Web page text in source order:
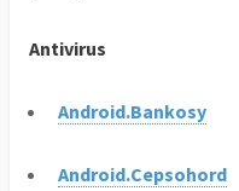
Antivirus
Android.Bankosy
Android.Cepsohord